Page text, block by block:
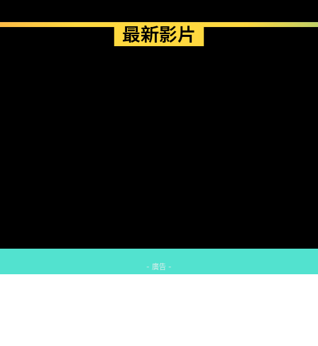
最新影片
- 廣告 -